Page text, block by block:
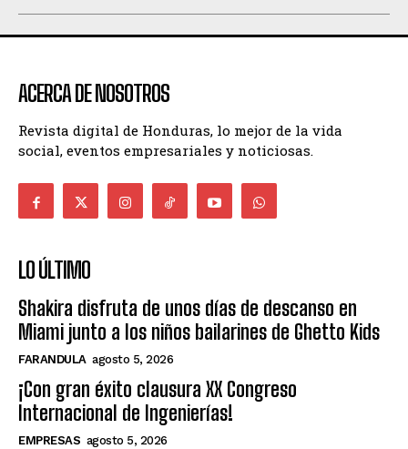
ACERCA DE NOSOTROS
Revista digital de Honduras, lo mejor de la vida
social, eventos empresariales y noticiosas.
LO ÚLTIMO
Shakira disfruta de unos días de descanso en
Miami junto a los niños bailarines de Ghetto Kids
FARANDULA agosto 5, 2026
¡Con gran éxito clausura XX Congreso
Internacional de Ingenierías!
EMPRESAS agosto 5, 2026